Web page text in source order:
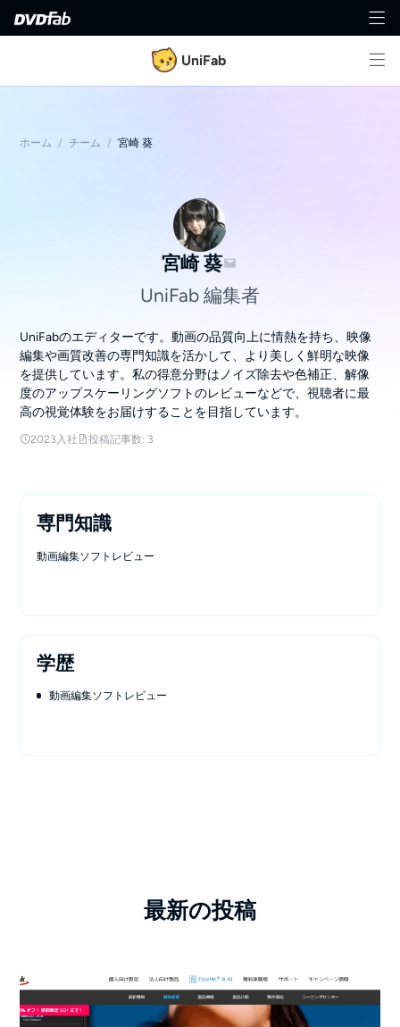
UniFab
ホーム / チーム / 宮崎 葵
宮崎 葵
UniFab 編集者
UniFabのエディターです。動画の品質向上に情熱を持ち、映像
編集や画質改善の専門知識を活かして、より美しく鮮明な映像
を提供しています。私の得意分野はノイズ除去や色補正、解像
度のアップスケーリングソフトのレビューなどで、視聴者に最
高の視覚体験をお届けすることを目指しています。
2023入社 投稿記事数: 3
専門知識
動画編集ソフトレビュー
学歴
動画編集ソフトレビュー
最新の投稿